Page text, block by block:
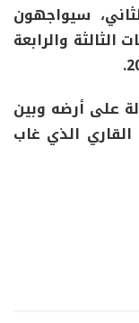
سيواجهون
والرابعة
على أرضه وبين
الذي غاب